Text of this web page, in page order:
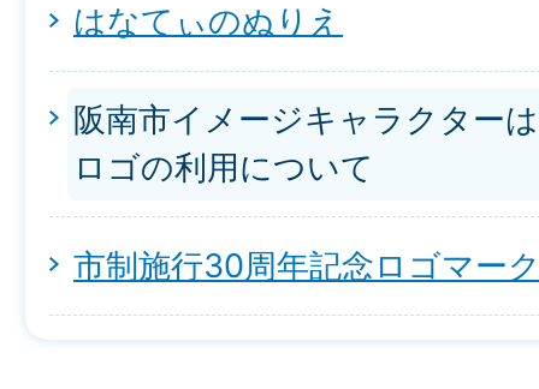
はなてぃのぬりえ
阪南市イメージキャラクター
ロゴの利用について
市制施行30周年記念ロゴマー